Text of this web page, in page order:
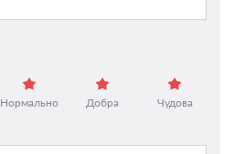
Нормально Добра Чудова